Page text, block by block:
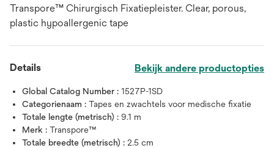
Transpore™ Chirurgisch Fixatiepleister. Clear, porous,
plastic hypoallergenic tape
Details Bekijk andere productopties
Global Catalog Number : 1527P-1SD
Categorienaam : Tapes en zwachtels voor medische fixatie
Totale lengte (metrisch) : 9.1 m
Merk : Transpore™
Totale breedte (metrisch) : 2.5 cm